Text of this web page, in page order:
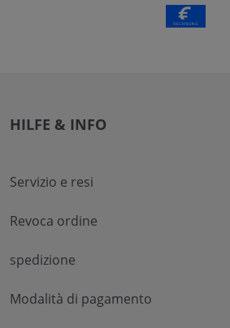
HILFE & INFO
Servizio e resi
Revoca ordine
spedizione
Modalità di pagamento